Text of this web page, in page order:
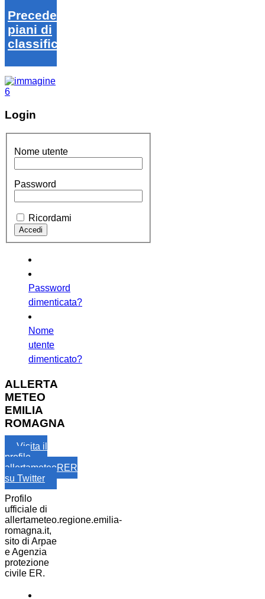
Precedenti
piani di
classifica
Login
Nome utente
Password
Ricordami
Password
dimenticata?
Nome
utente
dimenticato?
ALLERTA
METEO
EMILIA
ROMAGNA
Visita il
profilo
allertameteoRER
su Twitter
Profilo
ufficiale di
allertameteo.regione.emilia-
romagna.it,
sito di Arpae
e Agenzia
protezione
civile ER.